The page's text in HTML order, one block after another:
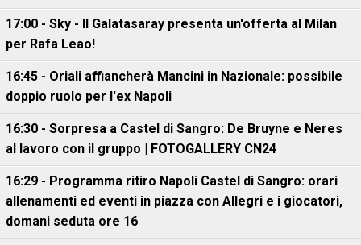
17:00 - Sky - Il Galatasaray presenta un'offerta al Milan
per Rafa Leao!
16:45 - Oriali affiancherà Mancini in Nazionale: possibile
doppio ruolo per l'ex Napoli
16:30 - Sorpresa a Castel di Sangro: De Bruyne e Neres
al lavoro con il gruppo | FOTOGALLERY CN24
16:29 - Programma ritiro Napoli Castel di Sangro: orari
allenamenti ed eventi in piazza con Allegri e i giocatori,
domani seduta ore 16